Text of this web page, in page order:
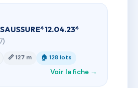
SAUSSURE*12.04.23*
📏 127 m 🏠 128 lots
Voir la fiche →